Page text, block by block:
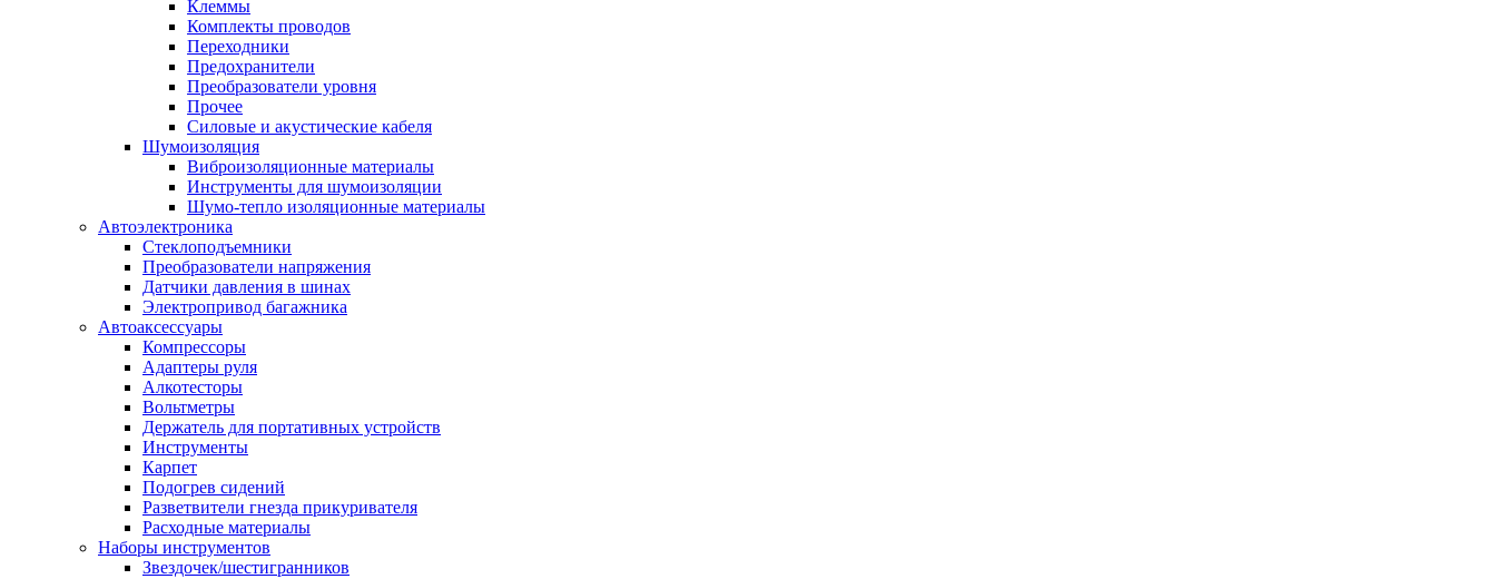
Клеммы
Комплекты проводов
Переходники
Предохранители
Преобразователи уровня
Прочее
Силовые и акустические кабеля
Шумоизоляция
Виброизоляционные материалы
Инструменты для шумоизоляции
Шумо-тепло изоляционные материалы
Автоэлектроника
Стеклоподъемники
Преобразователи напряжения
Датчики давления в шинах
Электропривод багажника
Автоаксессуары
Компрессоры
Адаптеры руля
Алкотесторы
Вольтметры
Держатель для портативных устройств
Инструменты
Карпет
Подогрев сидений
Разветвители гнезда прикуривателя
Расходные материалы
Наборы инструментов
Звездочек/шестигранников